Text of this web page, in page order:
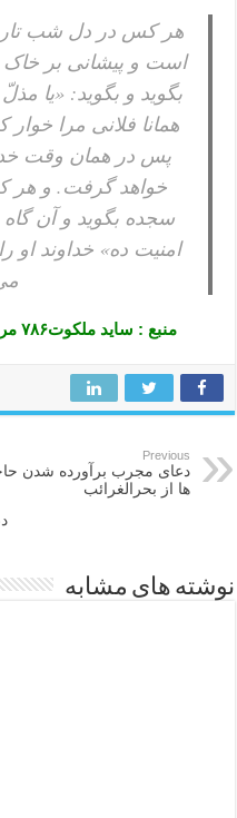
هر کس در دل شب
است و پیشانی بر خاک
بگوید و بگوید: «یا
همانا فلانی مرا
پس در همان وقت
سجده بگوید و آن گاه
امنیت ده»‌ خداوند او
منبع : ساید ملکوت۷۸۶ مرجع کامل ذکر و دعاهای قرآنی
Previous
دعای مجرب برآورده شدن
ها از بحرالغرائب
نوشته های مشابه